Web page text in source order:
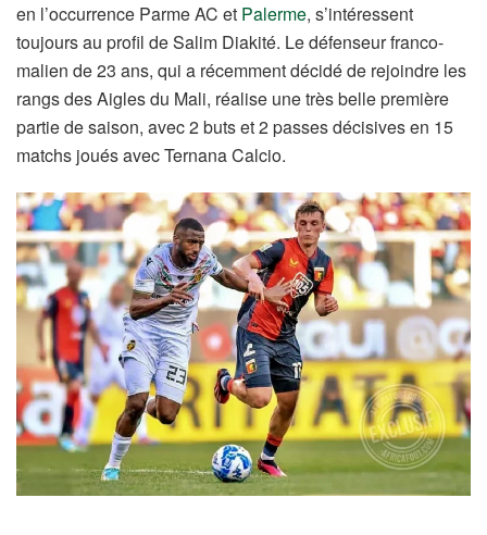
en l’occurrence Parme AC et Palerme, s’intéressent
toujours au profil de Salim Diakité. Le défenseur franco-
malien de 23 ans, qui a récemment décidé de rejoindre les
rangs des Aigles du Mali, réalise une très belle première
partie de saison, avec 2 buts et 2 passes décisives en 15
matchs joués avec Ternana Calcio.